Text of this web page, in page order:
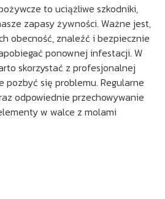
to uciążliwe szkodniki,
zapasy żywności. Ważne jest,
obecność, znaleźć i bezpiecznie
ponownej infestacji. W
skorzystać z profesjonalnej
pozbyć się problemu. Regularne
odpowiednie przechowywanie
w walce z molami